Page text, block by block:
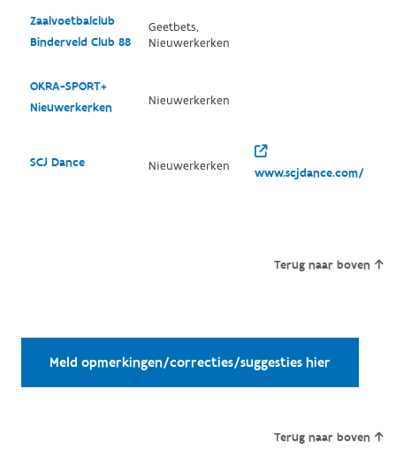
Zaalvoetbalclub
Binderveld Club 88
Geetbets,
Nieuwerkerken
OKRA-SPORT+
Nieuwerkerken
Nieuwerkerken
SCJ Dance Nieuwerkerken www.scjdance.com/
Terug naar boven
Meld opmerkingen/correcties/suggesties hier
Terug naar boven